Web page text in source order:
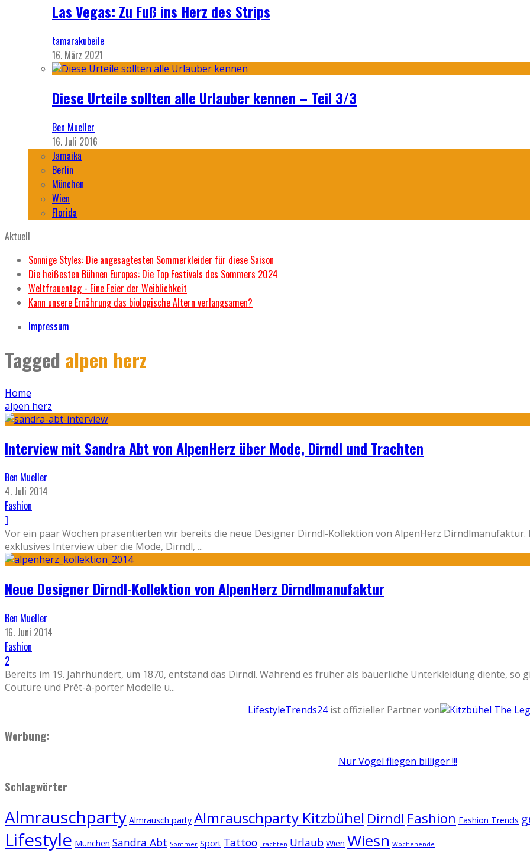
Las Vegas: Zu Fuß ins Herz des Strips
tamarakubeile
16. März 2021
Diese Urteile sollten alle Urlauber kennen – Teil 3/3
Ben Mueller
16. Juli 2016
Jamaika
Berlin
München
Wien
Florida
Aktuell
Sonnige Styles: Die angesagtesten Sommerkleider für diese Saison
Die heißesten Bühnen Europas: Die Top Festivals des Sommers 2024
Weltfrauentag - Eine Feier der Weiblichkeit
Kann unsere Ernährung das biologische Altern verlangsamen?
Impressum
Tagged alpen herz
Home
alpen herz
Interview mit Sandra Abt von AlpenHerz über Mode, Dirndl und Trachten
Ben Mueller
4. Juli 2014
Fashion
1
Vor ein paar Wochen präsentierten wir bereits die neue Designer Dirndl-Kollektion von AlpenHerz
exklusives Interview über die Mode, Dirndl, ...
Neue Designer Dirndl-Kollektion von AlpenHerz Dirndlmanufaktur
Ben Mueller
16. Juni 2014
Fashion
2
Bereits im 19. Jahrhundert, um 1870, entstand das Dirndl. Während es früher als bäuerliche Unterkleidung diente,
Couture und Prêt-à-porter Modelle u...
LifestyleTrends24ist offizieller Partner von
Werbung:
Nur Vögel fliegen billiger !!!
Schlagwörter
Almrauschparty Almrausch party Almrauschparty Kitzbühel Dirndl Fashion Fashion Trends
Lifestyle München Sandra Abt Sommer Sport Tattoo Trachten Urlaub Wien Wiesn Wochenende